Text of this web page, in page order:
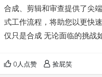
合成、剪辑和审查提供了尖
式工作流程，将助您以更快
仅只是合成 无论面临的挑战
能依据您的需求，任意的进
0人点赞 捡屁笑